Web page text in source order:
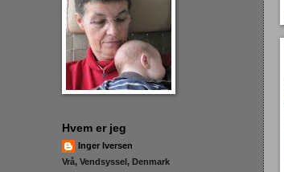
Hvem er jeg
Inger Iversen
Vrå, Vendsyssel, Denmark